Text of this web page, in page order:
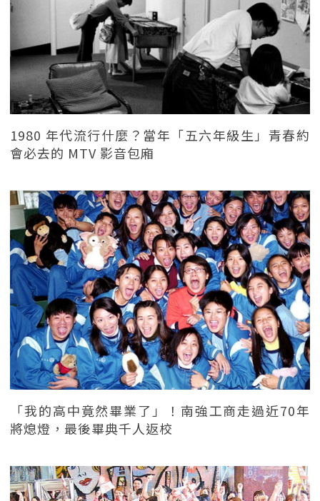
1980 年代流行什麼？當年「五六年級生」青春約
會必去的 MTV 影音包廂
「我的高中竟然畢業了」！南強工商走過近70年
將熄燈，最後畢典千人返校